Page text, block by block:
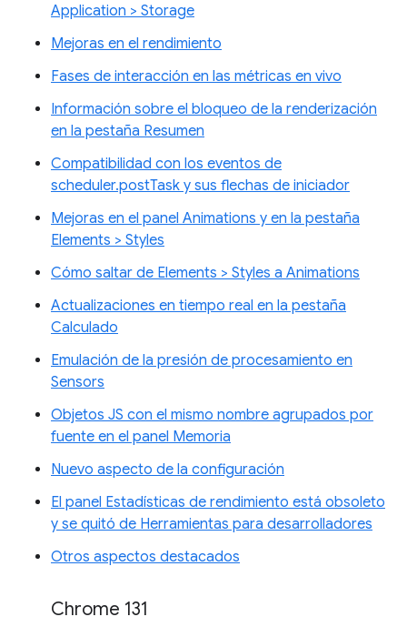
Application > Storage
Mejoras en el rendimiento
Fases de interacción en las métricas en vivo
Información sobre el bloqueo de la renderización
en la pestaña Resumen
Compatibilidad con los eventos de
scheduler.postTask y sus flechas de iniciador
Mejoras en el panel Animations y en la pestaña
Elements > Styles
Cómo saltar de Elements > Styles a Animations
Actualizaciones en tiempo real en la pestaña
Calculado
Emulación de la presión de procesamiento en
Sensors
Objetos JS con el mismo nombre agrupados por
fuente en el panel Memoria
Nuevo aspecto de la configuración
El panel Estadísticas de rendimiento está obsoleto
y se quitó de Herramientas para desarrolladores
Otros aspectos destacados
Chrome 131